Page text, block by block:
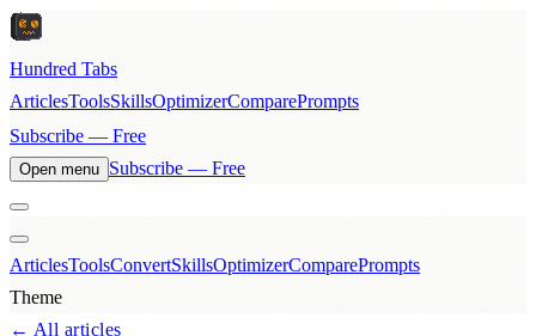
Hundred Tabs
ArticlesToolsSkillsOptimizerComparePrompts
Subscribe — Free
Open menu Subscribe — Free
ArticlesToolsConvertSkillsOptimizerComparePrompts
Theme
← All articles